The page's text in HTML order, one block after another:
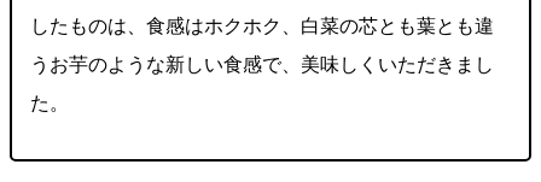
したものは、食感はホクホク、白菜の芯とも葉とも違
うお芋のような新しい食感で、美味しくいただきまし
た。